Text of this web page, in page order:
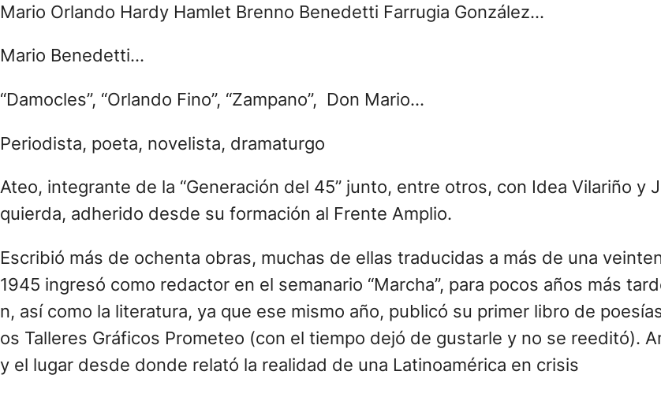
Mario Orlando Hardy Hamlet Brenno Benedetti Farrugia González…
Mario Benedetti…
“Damocles”, “Orlando Fino”, “Zampano”, Don Mario…
Periodista, poeta, novelista, dramaturgo
Ateo, integrante de la “Generación del 45” junto, entre otros, con Idea Vilariño y
quierda, adherido desde su formación al Frente Amplio.
Escribió más de ochenta obras, muchas de ellas traducidas a más de una
1945 ingresó como redactor en el semanario “Marcha”, para pocos años más
n, así como la literatura, ya que ese mismo año, publicó su primer libro de
os Talleres Gráficos Prometeo (con el tiempo dejó de gustarle y no se reeditó).
y el lugar desde donde relató la realidad de una Latinoamérica en crisis